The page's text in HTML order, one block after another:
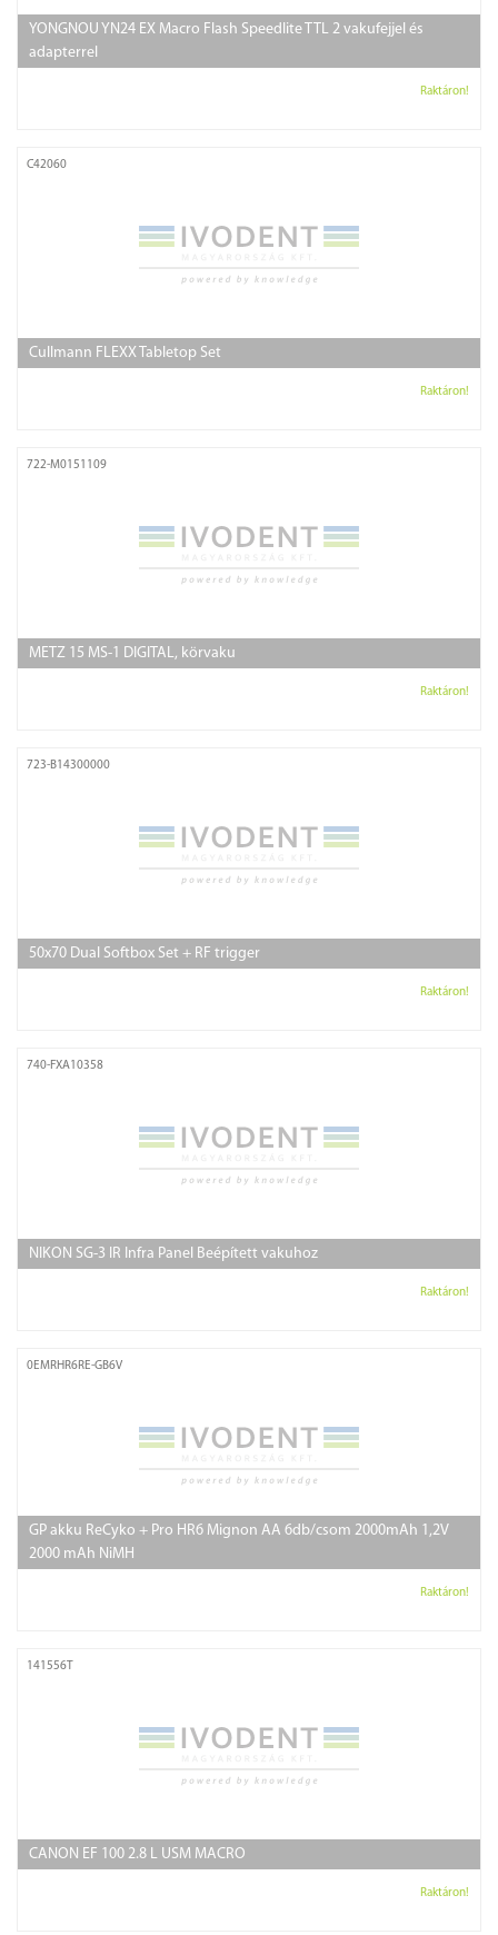
YONGNOU YN24 EX Macro Flash Speedlite TTL 2 vakufejjel és
adapterrel
Raktáron!
C42060
Cullmann FLEXX Tabletop Set
Raktáron!
722-M0151109
METZ 15 MS-1 DIGITAL, körvaku
Raktáron!
723-B14300000
50x70 Dual Softbox Set + RF trigger
Raktáron!
740-FXA10358
NIKON SG-3 IR Infra Panel Beépített vakuhoz
Raktáron!
0EMRHR6RE-GB6V
GP akku ReCyko + Pro HR6 Mignon AA 6db/csom 2000mAh 1,2V
2000 mAh NiMH
Raktáron!
141556T
CANON EF 100 2.8 L USM MACRO
Raktáron!